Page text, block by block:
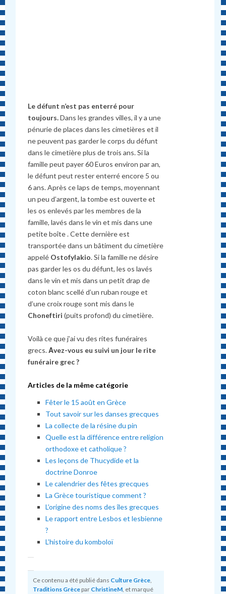
Le défunt n’est pas enterré pour
toujours.Dans les grandes villes, il y a une
pénurie de places dans les cimetières et il
ne peuvent pas garder le corps du défunt
dans le cimetière plus de trois ans. Si la
famille peut payer 60 Euros environ par an,
le défunt peut rester enterré encore 5 ou
6 ans. Après ce laps de temps, moyennant
un peu d’argent, la tombe est ouverte et
les os enlevés par les membres de la
famille, lavés dans le vin et mis dans une
petite boîte . Cette dernière est
transportée dans un bâtiment du cimetière
appelé Ostofylakio. Si la famille ne désire
pas garder les os du défunt, les os lavés
dans le vin et mis dans un petit drap de
coton blanc scellé d’un ruban rouge et
d’une croix rouge sont mis dans le
Choneftiri (puits profond) du cimetière.
Voilà ce que j’ai vu des rites funéraires
grecs.Αvez-vous eu suivi un jour le rite
funéraire grec ?
Articles de la même catégorie
Fêter le 15 août en Grèce
Tout savoir sur les danses grecques
La collecte de la résine du pin
Quelle est la différence entre religion
orthodoxe et catholique ?
Les leçons de Thucydide et la
doctrine Donroe
Le calendrier des fêtes grecques
La Grèce touristique comment ?
L’origine des noms des îles grecques
Le rapport entre Lesbos et lesbienne
?
L’histoire du komboloï
Ce contenu a été publié dans Culture Grèce,
Traditions Grèce par ChristineM, et marqué